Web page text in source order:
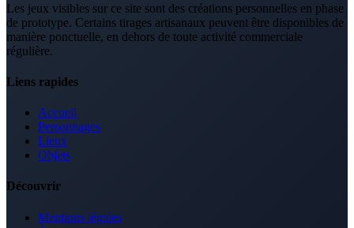
Les jeux visibles sur ce site sont des créations personnelles en phase
de prototype. Certains tirages artisanaux peuvent être disponibles de
manière ponctuelle, en dehors de toute activité commerciale
régulière.
Liens rapides
Accueil
Personnages
Lieux
Objets
Découvrir
Mentions légales